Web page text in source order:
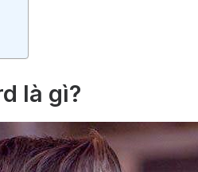
là gì?